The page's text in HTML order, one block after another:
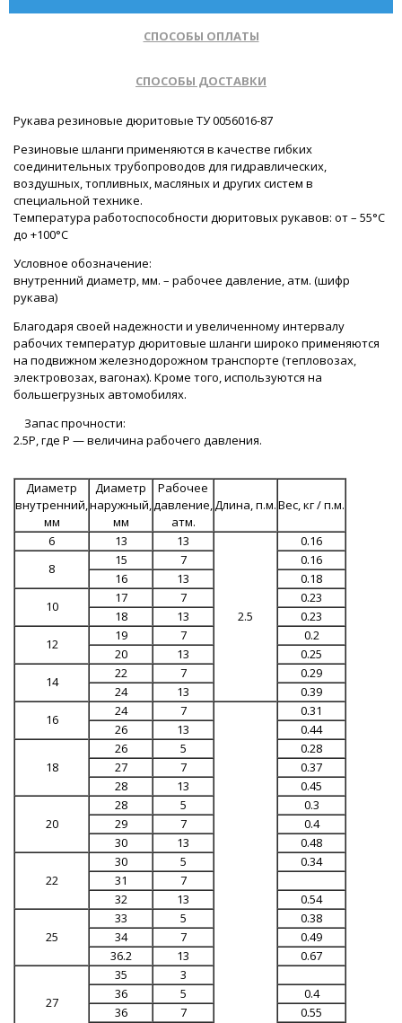
СПОСОБЫ ОПЛАТЫ
СПОСОБЫ ДОСТАВКИ
Рукава резиновые дюритовые ТУ 0056016-87
Резиновые шланги применяются в качестве гибких
соединительных трубопроводов для гидравлических,
воздушных, топливных, масляных и других систем в
специальной технике.
Температура работоспособности дюритовых рукавов: от – 55°С
до +100°С
Условное обозначение:
внутренний диаметр, мм. – рабочее давление, атм. (шифр
рукава)
Благодаря своей надежности и увеличенному интервалу
рабочих температур дюритовые шланги широко применяются
на подвижном железнодорожном транспорте (тепловозах,
электровозах, вагонах). Кроме того, используются на
большегрузных автомобилях.
Запас прочности:
2.5Р, где Р — величина рабочего давления.
Диаметр
внутренний,
мм
Диаметр
наружный,
мм
Рабочее
давление,
атм.
Длина, п.м.Вес, кг / п.м.
6 13 13
2.5
0.16
8
15 7
0.16
16
13
0.18
10
17 7
0.23
18
13
0.23
12
19 7
0.2
20
13
0.25
14
22 7
0.29
24
13
0.39
16
24 7
0.31
26
13 0.44
18
26 5
0.28
27
7
0.37
28
13 0.45
20
28 5
0.3
29
7
0.4
30
13 0.48
22
30 5
0.34
31
7
32
13 0.54
25
33 5
0.38
34
7
0.49
36.2
13 0.67
27
35
3
36
5
0.4
36
7 0.55